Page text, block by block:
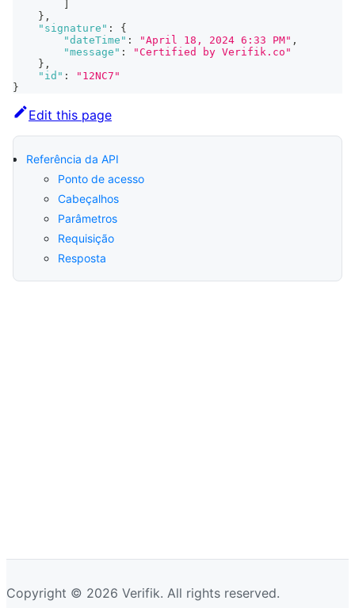
} ,
"signature" :
{
"dateTime" : "April 18, 2024 6:33 PM" ,
"message" :
"Certified by Verifik.co"
} ,
"id" :
"12NC7"
}
Edit this page
Referência da API
Ponto de acesso
Cabeçalhos
Parâmetros
Requisição
Resposta
Copyright © 2026 Verifik. All rights reserved.